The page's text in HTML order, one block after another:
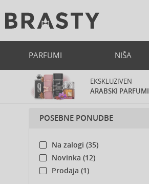
PARFUMI NIŠA
EKSKLUZIVEN
ARABSKI PARFUMI
POSEBNE PONUDBE
Na zalogi (35)
Novinka (12)
Prodaja (1)